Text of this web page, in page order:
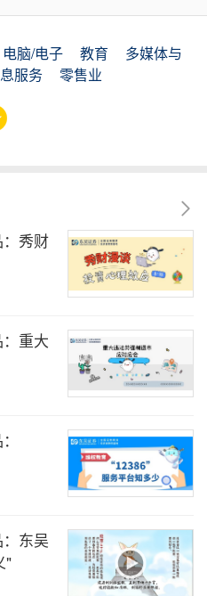
电脑/电子 教育
多媒体与
服务
零售业
秀财
重大
东吴
"